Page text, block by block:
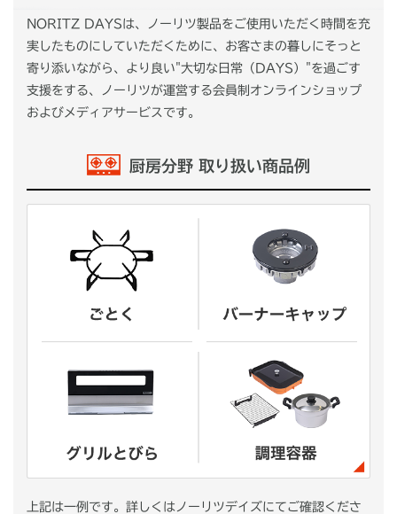
NORITZ DAYSは、ノーリツ製品をご使用いただく時間を充
実したものにしていただくために、お客さまの暮しにそっと
寄り添いながら、より良い"大切な日常（DAYS）"を過ごす
支援をする、ノーリツが運営する会員制オンラインショップ
およびメディアサービスです。
厨房分野 取り扱い商品例
上記は一例です。詳しくはノーリツデイズにてご確認くださ